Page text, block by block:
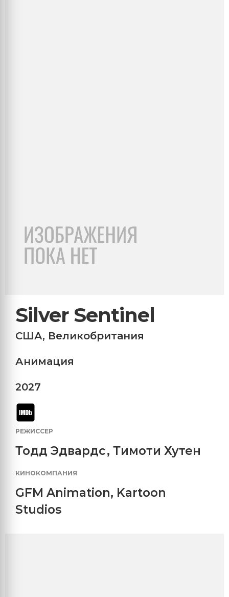
Silver Sentinel
США, Великобритания
Анимация
2027
РЕЖИССЕР
Тодд Эдвардс, Тимоти Хутен
КИНОКОМПАНИЯ
GFM Animation, Kartoon
Studios